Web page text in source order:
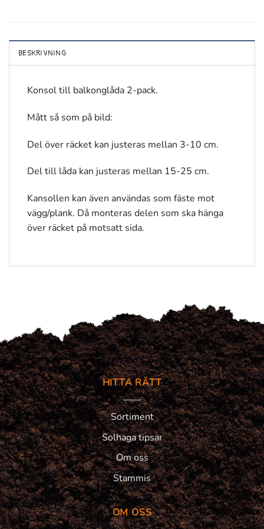
BESKRIVNING
Konsol till balkonglåda 2-pack.
Mått så som på bild:
Del över räcket kan justeras mellan 3-10 cm.
Del till låda kan justeras mellan 15-25 cm.
Kansollen kan även användas som fäste mot
vägg/plank. Då monteras delen som ska hänga
över räcket på motsatt sida.
HITTA RÄTT
Sortiment
Solhaga tipsar
Om oss
Stammis
OM OSS